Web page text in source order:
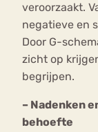
veroorzaakt.
negatieve en
Door G-
zicht op
begrijpen.
– Nadenken
behoefte